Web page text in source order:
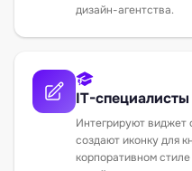
дизайн-агентства.
IT-
Интегрируют виджет
создают иконку для
корпоративном